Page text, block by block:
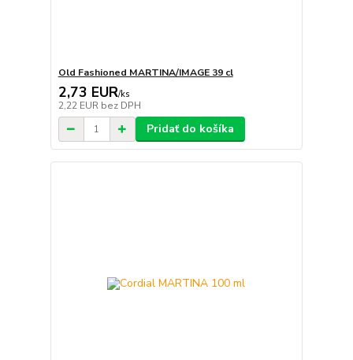
Old Fashioned MARTINA/IMAGE 39 cl
2,73 EUR/ks
2,22 EUR bez DPH
Pridať do košíka